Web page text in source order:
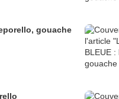
gouache